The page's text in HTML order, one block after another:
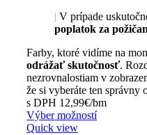
| V prípade
poplatok za
Farby, ktoré vidíme na
odrážať skutočnosť.
nezrovnalostiam v
že si vyberáte ten
s DPH 12,99€/bm
Výber možností
Quick view